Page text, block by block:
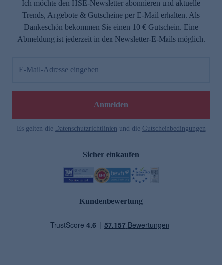
Ich möchte den HSE-Newsletter abonnieren und aktuelle
Trends, Angebote & Gutscheine per E-Mail erhalten. Als
Dankeschön bekommen Sie einen 10 € Gutschein. Eine
Abmeldung ist jederzeit in den Newsletter-E-Mails möglich.
E-Mail-Adresse eingeben
Anmelden
Es gelten die Datenschutzrichtlinien und die Gutscheinbedingungen
Sicher einkaufen
Kundenbewertung